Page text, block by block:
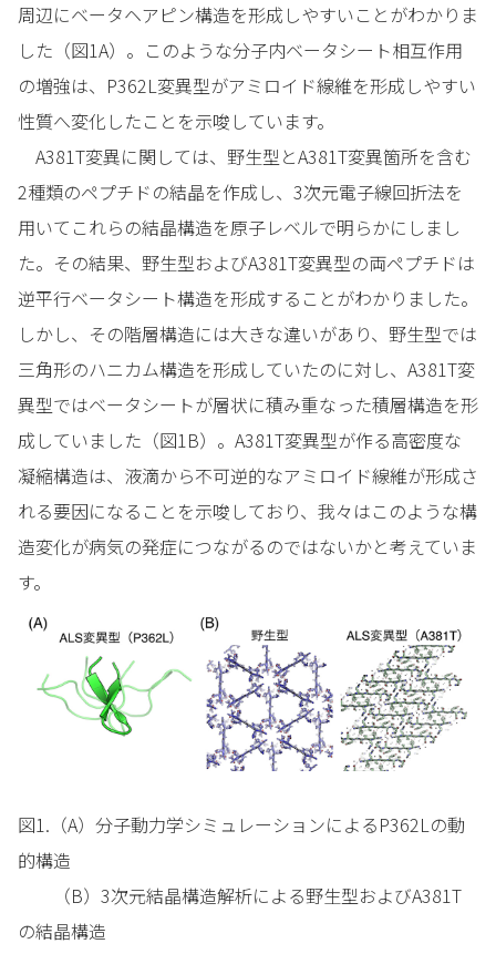
周辺にベータヘアピン構造を形成しやすいことがわかりま
した（図1A）。このような分子内ベータシート相互作用
の増強は、P362L変異型がアミロイド線維を形成しやすい
性質へ変化したことを示唆しています。
A381T変異に関しては、野生型とA381T変異箇所を含む
2種類のペプチドの結晶を作成し、3次元電子線回折法を
用いてこれらの結晶構造を原子レベルで明らかにしまし
た。その結果、野生型およびA381T変異型の両ペプチドは
逆平行ベータシート構造を形成することがわかりました。
しかし、その階層構造には大きな違いがあり、野生型では
三角形のハニカム構造を形成していたのに対し、A381T変
異型ではベータシートが層状に積み重なった積層構造を形
成していました（図1B）。A381T変異型が作る高密度な
凝縮構造は、液滴から不可逆的なアミロイド線維が形成さ
れる要因になることを示唆しており、我々はこのような構
造変化が病気の発症につながるのではないかと考えていま
す。
図1.（A）分子動力学シミュレーションによるP362Lの動
的構造
（B）3次元結晶構造解析による野生型およびA381T
の結晶構造